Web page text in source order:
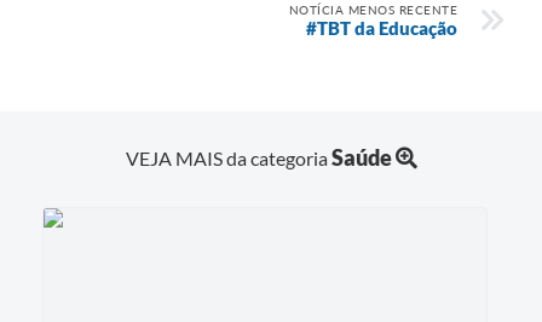
NOTÍCIA MENOS RECENTE
#TBT da Educação
VEJA MAIS da categoriaSaúde